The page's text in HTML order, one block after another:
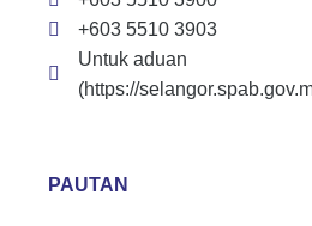
+603 5510 3903
Untuk aduan
(https://
PAUTAN